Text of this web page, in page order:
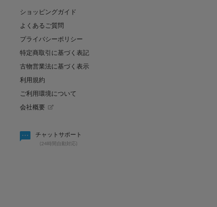
パルのキュン祭り開催決定！
2026.07.31
ショッピングガイド
よくあるご質問
プライバシーポリシー
特定商取引に基づく表記
古物営業法に基づく表示
利用規約
ご利用環境について
会社概要
チャットサポート
(24時間自動対応)